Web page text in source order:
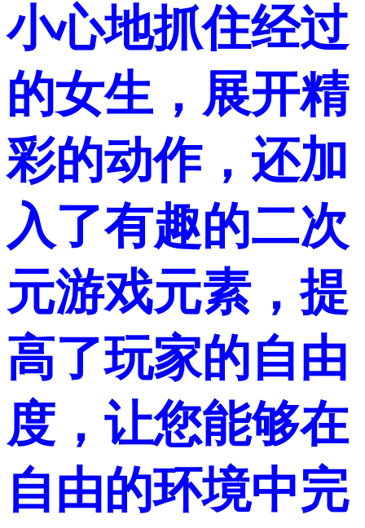
小心地抓住经过
的女生，展开精
彩的动作，还加
入了有趣的二次
元游戏元素，提
高了玩家的自由
度，让您能够在
自由的环境中完